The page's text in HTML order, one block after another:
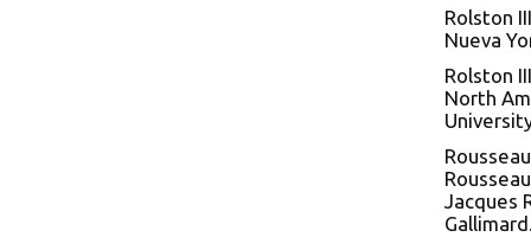
Rolston
Nueva
Rolston
North
Jacques